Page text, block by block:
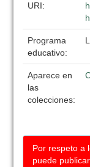
URI:
Programa
educativo:
Aparece en
las
colecciones:
Por respeto a
puede